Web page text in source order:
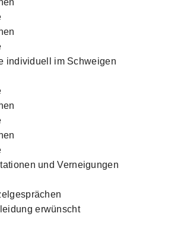
individuell im Schweigen
und Verneigungen
erwünscht